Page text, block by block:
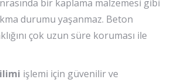
bir kaplama malzemesi gibi
durumu yaşanmaz. Beton
çok uzun süre koruması ile
işlemi için güvenilir ve